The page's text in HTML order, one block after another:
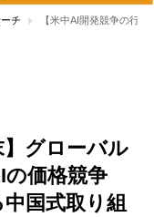
チ 【米中AI開発競争の行
】グローバル
価格競争
国式取り組